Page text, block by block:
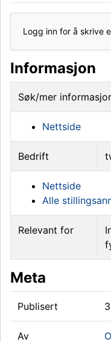
Logg inn for å skrive
Informasjon
Søk/mer
Nettside
Bedrift
Nettside
Alle
Relevant for
Meta
Publisert
Av